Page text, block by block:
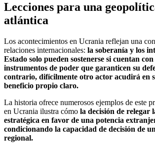
Lecciones para una
atlántica
Los acontecimientos en Ucrania reflejan una
relaciones internacionales: la soberanía y los
Estado solo pueden sostenerse si cuentan
instrumentos de poder que garanticen su
contrario, difícilmente otro actor acudirá en
beneficio propio claro.
La historia ofrece numerosos ejemplos de este
en Ucrania ilustra cómo la decisión de relegar
estratégica en favor de una potencia
condicionando la capacidad de decisión de
regional.